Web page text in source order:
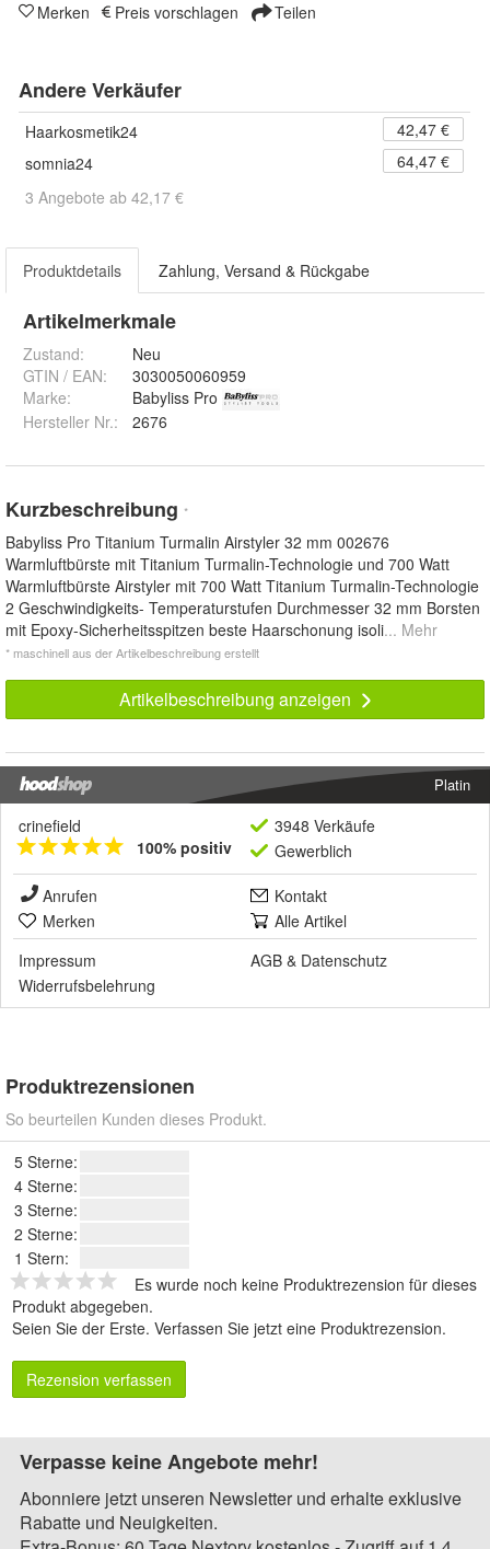
Merken Preis vorschlagen Teilen
Andere Verkäufer
Haarkosmetik24
42,47 €
somnia24
64,47 €
3 Angebote ab 42,17 €
Produktdetails Zahlung, Versand & Rückgabe
Artikelmerkmale
Zustand:
Neu
GTIN / EAN:
3030050060959
Marke:
Babyliss Pro
Hersteller Nr.:
2676
Kurzbeschreibung *
Babyliss Pro Titanium Turmalin Airstyler 32 mm 002676
Warmluftbürste mit Titanium Turmalin-Technologie und 700 Watt
Warmluftbürste Airstyler mit 700 Watt Titanium Turmalin-Technologie
2 Geschwindigkeits- Temperaturstufen Durchmesser 32 mm Borsten
mit Epoxy-Sicherheitsspitzen beste Haarschonung isoli... Mehr
* maschinell aus der Artikelbeschreibung erstellt
Artikelbeschreibung anzeigen
Platin
crinefield
100% positiv
3948 Verkäufe
Gewerblich
Anrufen
Kontakt
Merken
Alle Artikel
Impressum
AGB & Datenschutz
Widerrufsbelehrung
Produktrezensionen
So beurteilen Kunden dieses Produkt.
5 Sterne:
4 Sterne:
3 Sterne:
2 Sterne:
1 Stern:
Es wurde noch keine Produktrezension für dieses
Produkt abgegeben.
Seien Sie der Erste. Verfassen Sie jetzt eine Produktrezension.
Rezension verfassen
Verpasse keine Angebote mehr!
Abonniere jetzt unseren Newsletter und erhalte exklusive
Rabatte und Neuigkeiten.